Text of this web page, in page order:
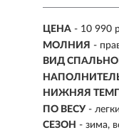
ЦЕНА - 10 990
МОЛНИЯ -
ВИД
НИЖНЯЯ
ПО ВЕСУ -
СЕЗОН - зима,